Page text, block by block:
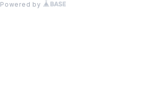
Powered by